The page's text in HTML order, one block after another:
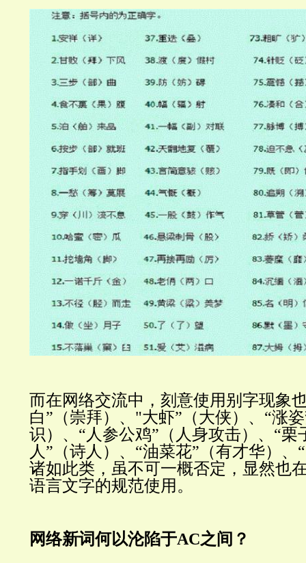
而在网络交流中，刻意使用别字现象
白”（崇拜）、"大虾”（大侠）、“涨
识）、“人参公鸡”（人身攻击）、“栗
人”（诗人）、“油菜花”（有才华）
诸如此类，虽不可一概否定，显然也
语言文字的规范使用。
网络新词何以沦陷于AC之间？